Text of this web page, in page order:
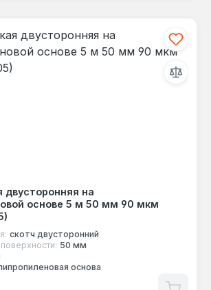
двусторонняя на
основе 5 м 50 мм 90 мкм
скотч двусторонний
50 мм
основа